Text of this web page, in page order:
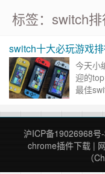
标签：switch
switch十大必玩游戏
今天小
迎的
最佳
区……
沪ICP备19026968号
chrome插件下载 |
（